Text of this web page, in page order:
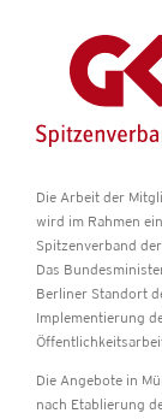
Die Arbeit der
wird im Rahmen
Spitzenverband
Das
Berliner Standort
Implementierung
Die Angebote in
nach Etablierung